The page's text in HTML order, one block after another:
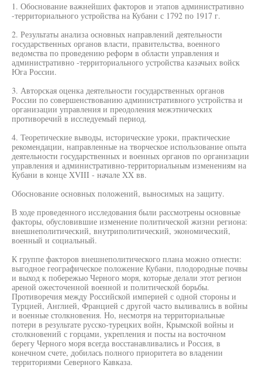
1. Обоснование важнейших факторов и этапов административно
-территориального устройства на Кубани с 1792 по 1917 г.
2. Результаты анализа основных направлений деятельности
государственных органов власти, правительства, военного
ведомства по проведению реформ в области управления и
административно -территориального устройства казачьих войск
Юга России.
3. Авторская оценка деятельности государственных органов
России по совершенствованию административного устройства и
организации управления и преодоления межэтнических
противоречий в исследуемый период.
4. Теоретические выводы, исторические уроки, практические
рекомендации, направленные на творческое использование опыта
деятельности государственных и военных органов по организации
управления и административно-территориальным изменениям на
Кубани в конце XVIII - начале XX вв.
Обоснование основных положений, выносимых на защиту.
В ходе проведенного исследования были рассмотрены основные
факторы, обусловившие изменение политической жизни региона:
внешнеполитический, внутриполитический, экономический,
военный и социальный.
К группе факторов внешнеполитического плана можно отнести:
выгодное географическое положение Кубани, плодородные почвы
и выход к побережью Черного моря, которые делали этот регион
ареной ожесточенной военной и политической борьбы.
Противоречия между Российской империей с одной стороны и
Турцией, Англией, Францией с другой часто выливались в войны
и военные столкновения. Но, несмотря на территориальные
потери в результате русско-турецких войн, Крымской войны и
столкновений с горцами, укрепления и посты на восточном
берегу Черного моря всегда восстанавливались и Россия, в
конечном счете, добилась полного приоритета во владении
территориями Северного Кавказа.